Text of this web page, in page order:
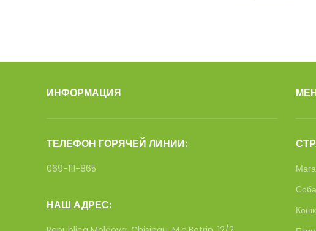
ИНФОРМАЦИЯ
ТЕЛЕФОН ГОРЯЧЕЙ ЛИНИИ:
069-111-865
НАШ АДРЕС: